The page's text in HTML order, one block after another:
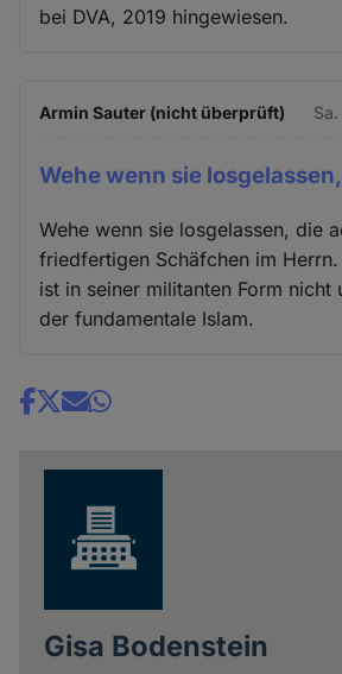
bei DVA, 2019 hingewiesen.
Armin Sauter (nicht überprüft)
Wehe wenn sie losgelassen,
Wehe wenn sie losgelassen, die
friedfertigen Schäfchen im
ist in seiner militanten Form nicht
der fundamentale Islam.
Share
Gisa Bodenstein